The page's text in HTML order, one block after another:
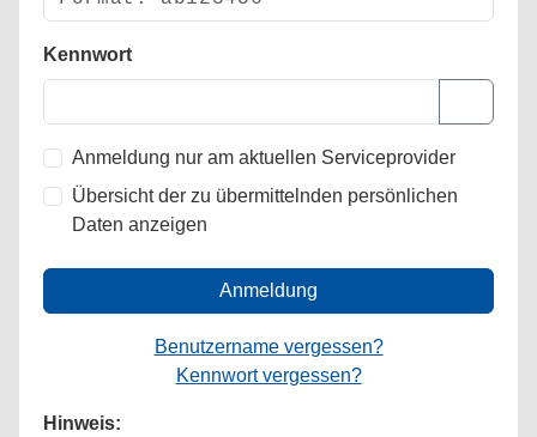
Kennwort
Anmeldung nur am aktuellen Serviceprovider
Übersicht der zu übermittelnden persönlichen
Daten anzeigen
Anmeldung
Benutzername vergessen?
Kennwort vergessen?
Hinweis: